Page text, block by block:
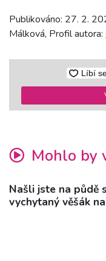
Publikováno: 27. 2.
Málková, Profil autora:
Mohlo by
Našli jste na půdě
vychytaný věšák